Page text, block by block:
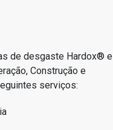
de desgaste Hardox® e
Construção e
serviços: